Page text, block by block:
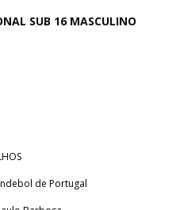
SUB 16 MASCULINO
de Portugal